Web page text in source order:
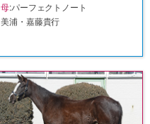
母:パーフェクトノート
美浦・嘉藤貴行